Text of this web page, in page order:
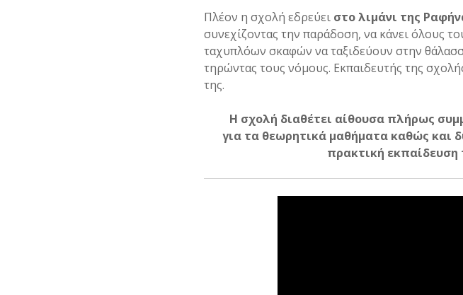
Πλέον η σχολή εδρεύει στο λιμάνι της
συνεχίζοντας την παράδοση, να κάνει όλους
ταχυπλόων σκαφών να ταξιδεύουν στην
τηρώντας τους νόμους. Εκπαιδευτής της
της.
Η σχολή διαθέτει αίθουσα πλήρως
για τα θεωρητικά μαθήματα καθώς και
πρακτική